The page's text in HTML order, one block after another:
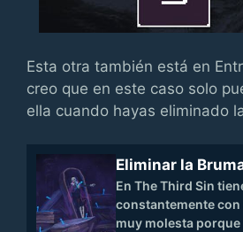
Esta otra también está en
creo que en este caso solo
ella cuando hayas eliminado
Eliminar la
En The Third Sin
constantemente
muy molesta porque